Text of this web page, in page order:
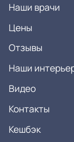
Наши врачи
Цены
Отзывы
Наши
Видео
Контакты
Кешбэк